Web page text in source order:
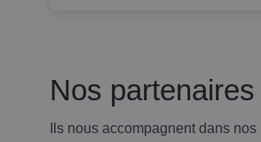
Nos partenaires
Ils nous accompagnent dans